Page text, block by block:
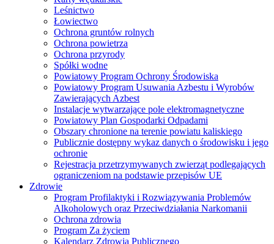
Leśnictwo
Łowiectwo
Ochrona gruntów rolnych
Ochrona powietrza
Ochrona przyrody
Spółki wodne
Powiatowy Program Ochrony Środowiska
Powiatowy Program Usuwania Azbestu i Wyrobów
Zawierających Azbest
Instalacje wytwarzające pole elektromagnetyczne
Powiatowy Plan Gospodarki Odpadami
Obszary chronione na terenie powiatu kaliskiego
Publicznie dostępny wykaz danych o środowisku i jego
ochronie
Rejestracja przetrzymywanych zwierząt podlegających
ograniczeniom na podstawie przepisów UE
Zdrowie
Program Profilaktyki i Rozwiązywania Problemów
Alkoholowych oraz Przeciwdziałania Narkomanii
Ochrona zdrowia
Program Za życiem
Kalendarz Zdrowia Publicznego